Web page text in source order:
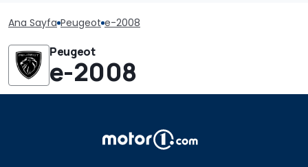
Ana Sayfa Peugeot e-2008
Peugeot
e-2008